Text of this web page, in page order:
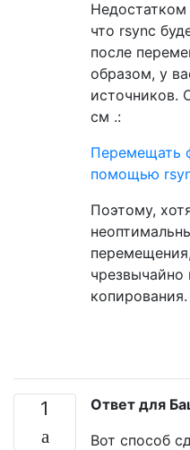
Недостатком
что rsync
после
образом, у
источников.
см .:
Перемещать
помощью
Поэтому,
копирования.
1
Ответ для
Вот способ